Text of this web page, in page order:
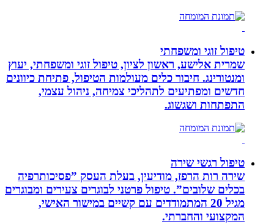
טיפול זוגי ומשפחתי
שמרית אלישע, ראשון לציון, טיפול זוגי ומשפחתי, יעוץ
ומנטורינג. חיבור כלים מעולמות הטיפול, פתיחת כיוונים
חדשים ומפתיעים לתהליכי צמיחה, ניהול עצמי,
התפתחות ושגשוג.
טיפול רגשי שירה
שירה רות הרפז, מודיעין, בעלת העסק ”פסיכותרפיה
בכלים שלובים”. טיפול פרטני לבוגרים צעירים ומבוגרים
מגיל 20 המתמודדים עם קשיים במישור האישי,
המקצועי והחברתי.